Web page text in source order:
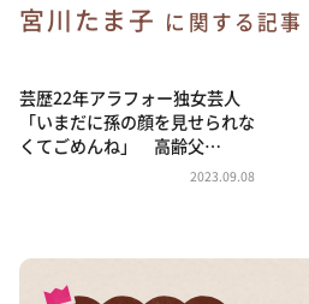
相席食堂
これ余談なんですけど・・・
～人生密着トークバラエティ
宮川たま子 に関する記事
芸歴22年アラフォー独女芸人
「いまだに孫の顔を見せられな
くてごめんね」 高齢父…
2023.09.08